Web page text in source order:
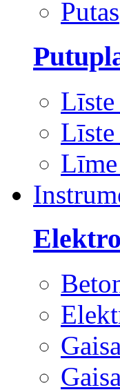
Putas
Līste